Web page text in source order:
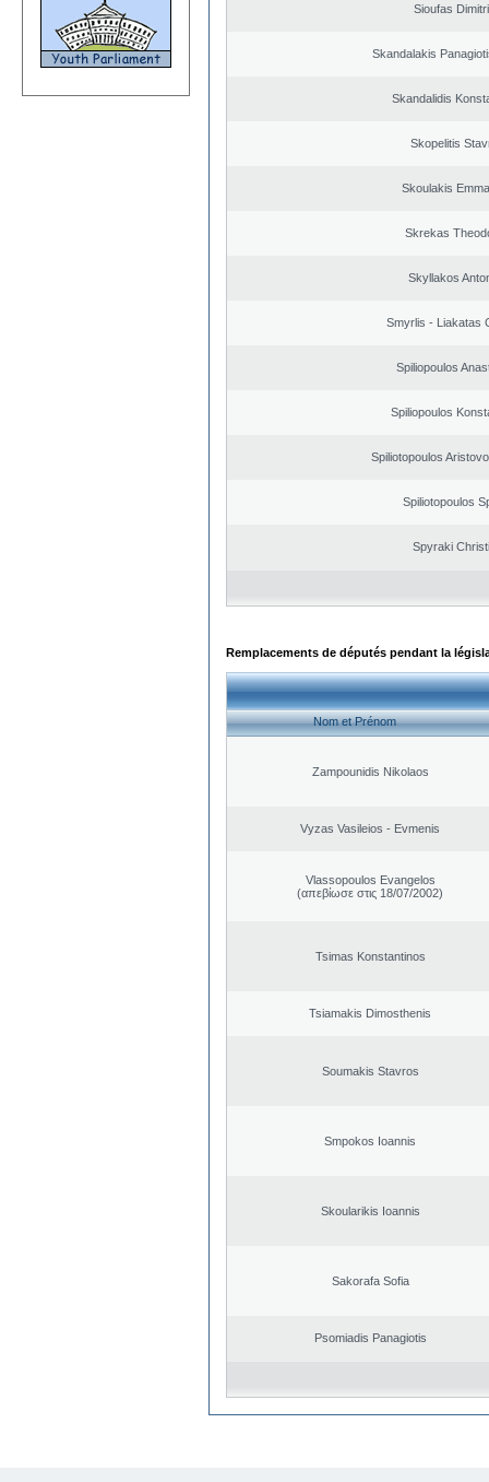
Sioufas
Skandalakis
Skandalidis
Skopelitis
Skoulakis
Skrekas
Skyllakos
Smyrlis - Liakatas
Spiliopoulos
Spiliopoulos
Spiliotopoulos
Spiliotopoulos
Spyraki
Remplacements de députés pendant la
Nom et Prénom
Zampounidis Nikolaos
Vyzas Vasileios - Evmenis
Vlassopoulos Evangelos
(απεβίωσε στις 18/07/2002)
Tsimas Konstantinos
Tsiamakis Dimosthenis
Soumakis Stavros
Smpokos Ioannis
Skoularikis Ioannis
Sakorafa Sofia
Psomiadis Panagiotis